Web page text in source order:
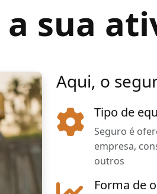
sua
Aqui, o
Tipo de
Seguro é
empresa,
outros
Forma de